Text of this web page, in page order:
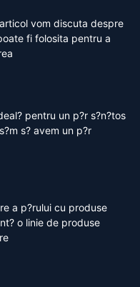
vom discuta despre
fi folosita pentru a
pentru un p?r s?n?tos
s? avem un p?r
a p?rului cu produse
o linie de produse